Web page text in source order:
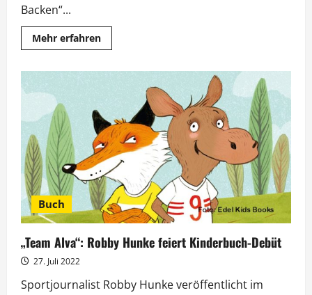
Backen“...
Mehr erfahrenMehr
Informationen
Jubiläumsstaffel
Promi-
Gästen
Buch
„Team Alva“: Robby Hunke feiert Kinderbuch-Debüt
27. Juli 2022
Sportjournalist Robby Hunke veröffentlicht im